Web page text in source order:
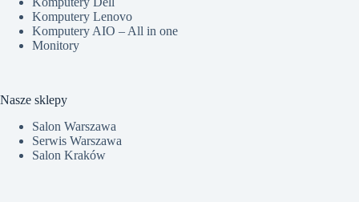
Komputery Lenovo
Komputery AIO – All in one
Monitory
Nasze sklepy
Salon Warszawa
Serwis Warszawa
Salon Kraków